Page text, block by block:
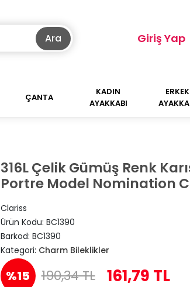
Ara Giriş Yap
ÇANTA
KADIN
AYAKKABI
ERKEK
316L Çelik Gümüş Renk
Portre Model Nomination
Clariss
Ürün Kodu: BC1390
Barkod: BC1390
Kategori: Charm Bileklikler
%15 190,34 TL 161,79 TL